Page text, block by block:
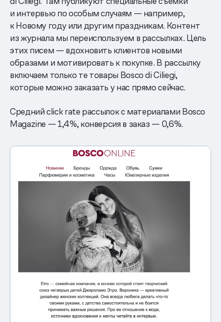
и интервью по особым случаям — например,
к Новому году или другим праздникам. Контент
из журнала мы переиспользуем в рассылках. Цель
этих писем — вдохновить клиентов новыми
образами и мотивировать к покупке. В рассылку
включаем только те товары Bosco di Ciliegi,
которые можно заказать у нас прямо сейчас.
Средний click rate рассылок с материалами Bosco
Magazine — 1,4%, конверсия в заказ — 0,6%.